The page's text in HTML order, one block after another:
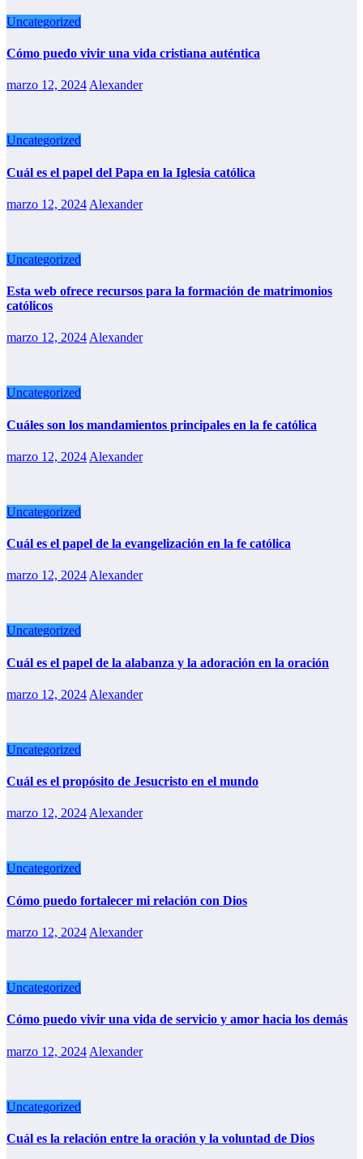
Uncategorized
Cómo puedo vivir una vida cristiana auténtica
marzo 12, 2024 Alexander
Uncategorized
Cuál es el papel del Papa en la Iglesia católica
marzo 12, 2024 Alexander
Uncategorized
Esta web ofrece recursos para la formación de matrimonios
católicos
marzo 12, 2024 Alexander
Uncategorized
Cuáles son los mandamientos principales en la fe católica
marzo 12, 2024 Alexander
Uncategorized
Cuál es el papel de la evangelización en la fe católica
marzo 12, 2024 Alexander
Uncategorized
Cuál es el papel de la alabanza y la adoración en la oración
marzo 12, 2024 Alexander
Uncategorized
Cuál es el propósito de Jesucristo en el mundo
marzo 12, 2024Alexander
Uncategorized
Cómo puedo fortalecer mi relación con Dios
marzo 12, 2024 Alexander
Uncategorized
Cómo puedo vivir una vida de servicio y amor hacia los demás
marzo 12, 2024 Alexander
Uncategorized
Cuál es la relación entre la oración y la voluntad de Dios